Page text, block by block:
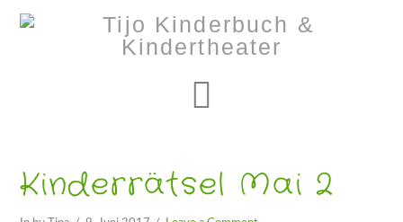
Kinderrätsel Mai 2